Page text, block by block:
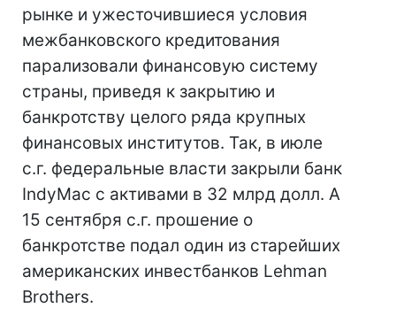
рынке и ужесточившиеся условия
межбанковского кредитования
парализовали финансовую систему
страны, приведя к закрытию и
банкротству целого ряда крупных
финансовых институтов. Так, в июле
с.г. федеральные власти закрыли банк
IndyMac с активами в 32 млрд долл. А
15 сентября с.г. прошение о
банкротстве подал один из старейших
американских инвестбанков Lehman
Brothers.